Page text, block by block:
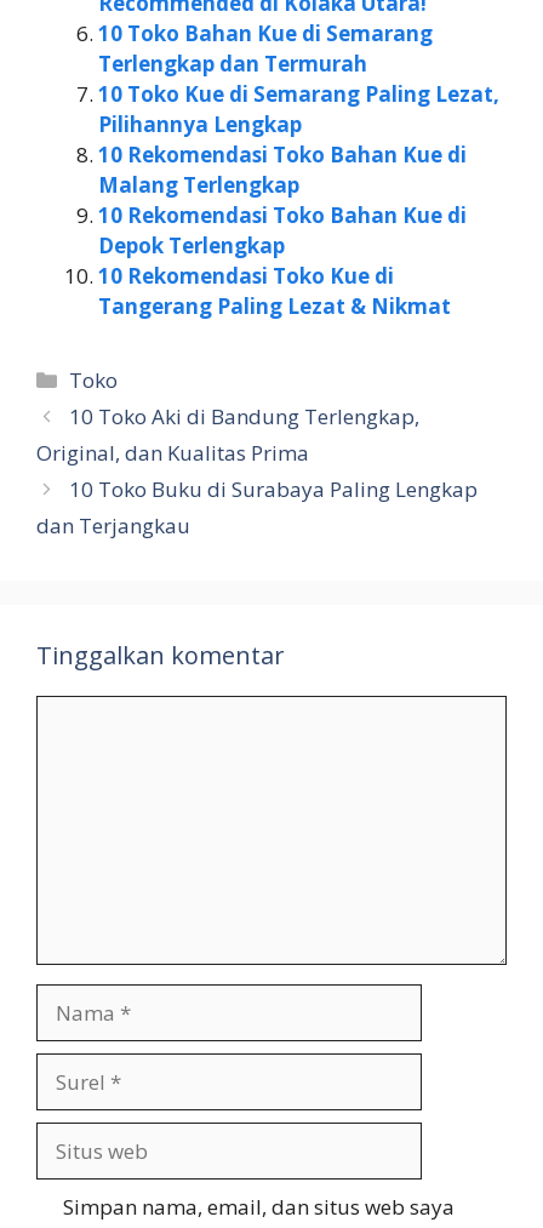
10 Toko Bahan Kue di Semarang
Terlengkap dan Termurah
10 Toko Kue di Semarang Paling Lezat,
Pilihannya Lengkap
10 Rekomendasi Toko Bahan Kue di
Malang Terlengkap
10 Rekomendasi Toko Bahan Kue di
Depok Terlengkap
10 Rekomendasi Toko Kue di
Tangerang Paling Lezat & Nikmat
Kategori
Toko
10 Toko Aki di Bandung Terlengkap,
Original, dan Kualitas Prima
10 Toko Buku di Surabaya Paling Lengkap
dan Terjangkau
Tinggalkan komentar
web
Simpan nama, email, dan situs web saya